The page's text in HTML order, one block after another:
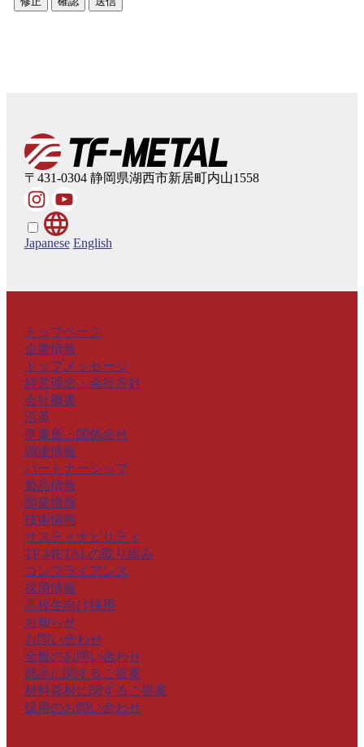
〒431-0304 静岡県湖西市新居町内山1558
Japanese English
トップページ
企業情報
トップメッセージ
経営理念・会社方針
会社概要
沿革
事業所・関係会社
調達情報
パートナーシップ
製品情報
開発情報
技術情報
サスティナビリティ
TF-METALの取り組み
コンプライアンス
採用情報
高校生向け採用
お知らせ
お問い合わせ
全般のお問い合わせ
部品に関するご提案
材料資材に関するご提案
採用のお問い合わせ